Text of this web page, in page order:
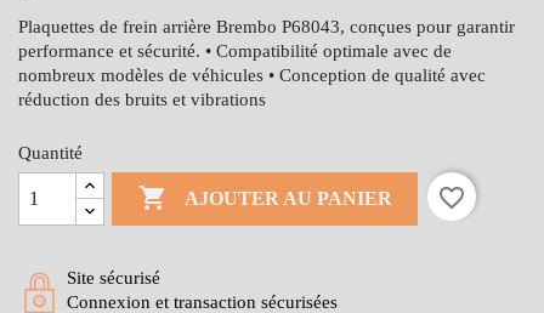
Plaquettes de frein arrière Brembo P68043, conçues pour garantir
performance et sécurité. • Compatibilité optimale avec de
nombreux modèles de véhicules • Conception de qualité avec
réduction des bruits et vibrations
Quantité
 AJOUTER AU PANIER favorite_border
Site sécurisé
Connexion et transaction sécurisées